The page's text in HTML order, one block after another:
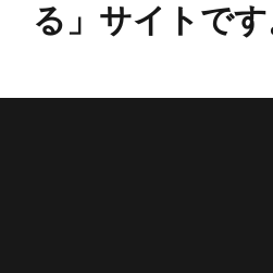
る」サイトです